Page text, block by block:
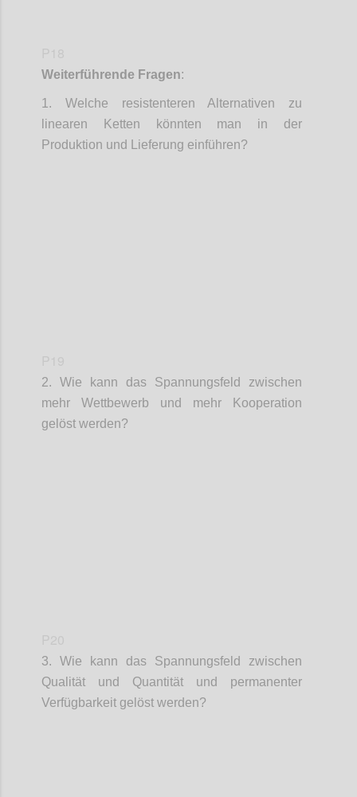
Weiterführende Fragen:
1. Welche resistenteren Alternativen zu
linearen Ketten könnten man in der
Produktion und Lieferung einführen?
2. Wie kann das Spannungsfeld zwischen
mehr Wettbewerb und mehr Kooperation
gelöst werden?
3. Wie kann das Spannungsfeld zwischen
Qualität und Quantität und permanenter
Verfügbarkeit gelöst werden?